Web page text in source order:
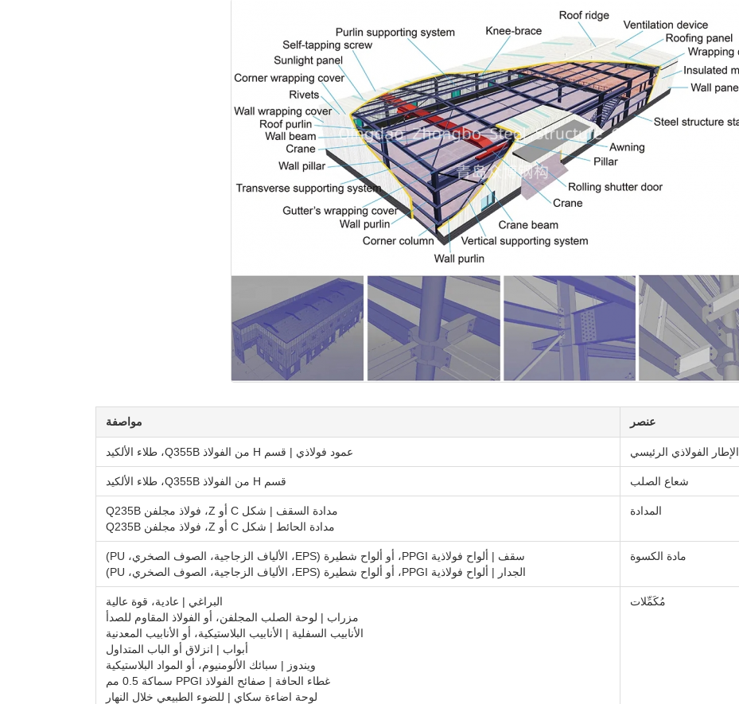
عنصر مواصفة
الإطار الفولاذي الرئيسي عمود فولاذي | قسم H من الفولاذ Q355B، طلاء الألكيد
شعاع الصلب قسم H من الفولاذ Q355B، طلاء الألكيد
المدادة
مدادة السقف | شكل C أو Z، فولاذ مجلفن Q235B
مدادة الحائط | شكل C أو Z، فولاذ مجلفن Q235B
مادة الكسوة
سقف | ألواح فولاذية PPGI، أو ألواح شطيرة (EPS، الألياف الزجاجية، الصوف الصخري، PU)
الجدار | ألواح فولاذية PPGI، أو ألواح شطيرة (EPS، الألياف الزجاجية، الصوف الصخري، PU)
مُكَمِّلات
البراغي | عادية، قوة عالية
مزراب | لوحة الصلب المجلفن، أو الفولاذ المقاوم للصدأ
الأنابيب السفلية | الأنابيب البلاستيكية، أو الأنابيب المعدنية
أبواب | انزلاق أو الباب المتداول
ويندوز | سبائك الألومنيوم، أو المواد البلاستيكية
غطاء الحافة | صفائح الفولاذ PPGI سماكة 0.5 مم
لوحة اضاءة سكاي | للضوء الطبيعي خلال النهار